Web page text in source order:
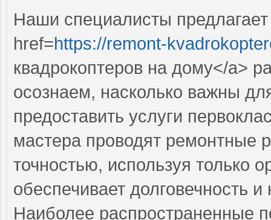
Наши специалисты
href=https://remont-
квадрокоптеров на дому</a>
осознаем, насколько важны
предоставить услуги
мастера проводят ремонтные
точностью, используя только
обеспечивает долговечность
Наиболее распространенные